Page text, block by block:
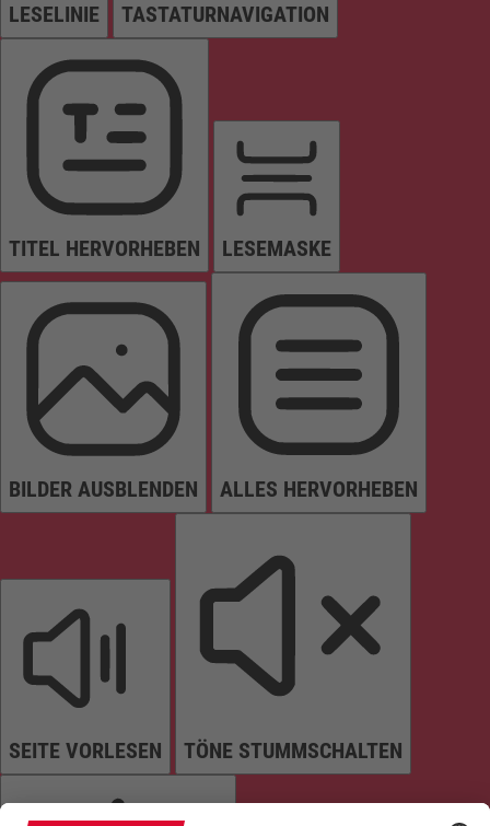
LESELINIE TASTATURNAVIGATION
TITEL HERVORHEBEN LESEMASKE
BILDER AUSBLENDEN ALLES HERVORHEBEN
SEITE VORLESEN TÖNE STUMMSCHALTEN